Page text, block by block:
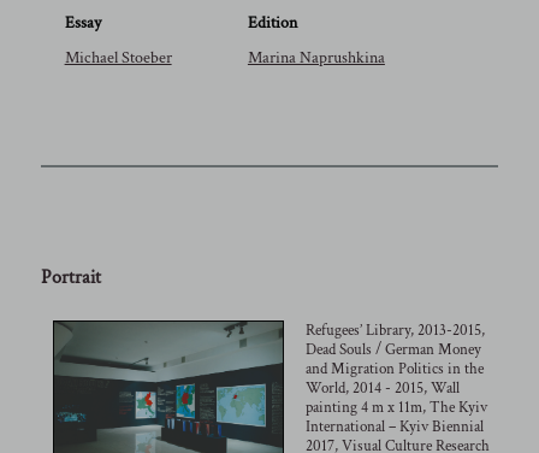
Essay
Michael Stoeber
Edition
Marina Naprushkina
Portrait
Refugees’ Library, 2013-2015,
Dead Souls / German Money
and Migration Politics in the
World, 2014 - 2015, Wall
painting 4 m x 11m, The Kyiv
International – Kyiv Biennial
2017, Visual Culture Research